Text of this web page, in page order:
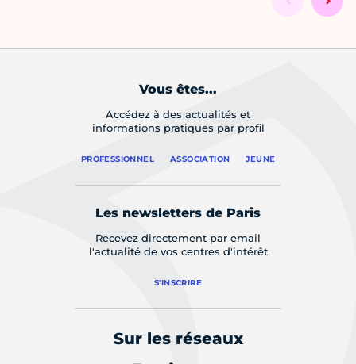
Vous êtes...
Accédez à des actualités et
informations pratiques par profil
PROFESSIONNEL ASSOCIATION JEUNE
Les newsletters de Paris
Recevez directement par email
l'actualité de vos centres d'intérêt
S'INSCRIRE
Sur les réseaux